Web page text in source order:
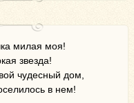
милая моя!
звезда!
чудесный дом,
в нем!